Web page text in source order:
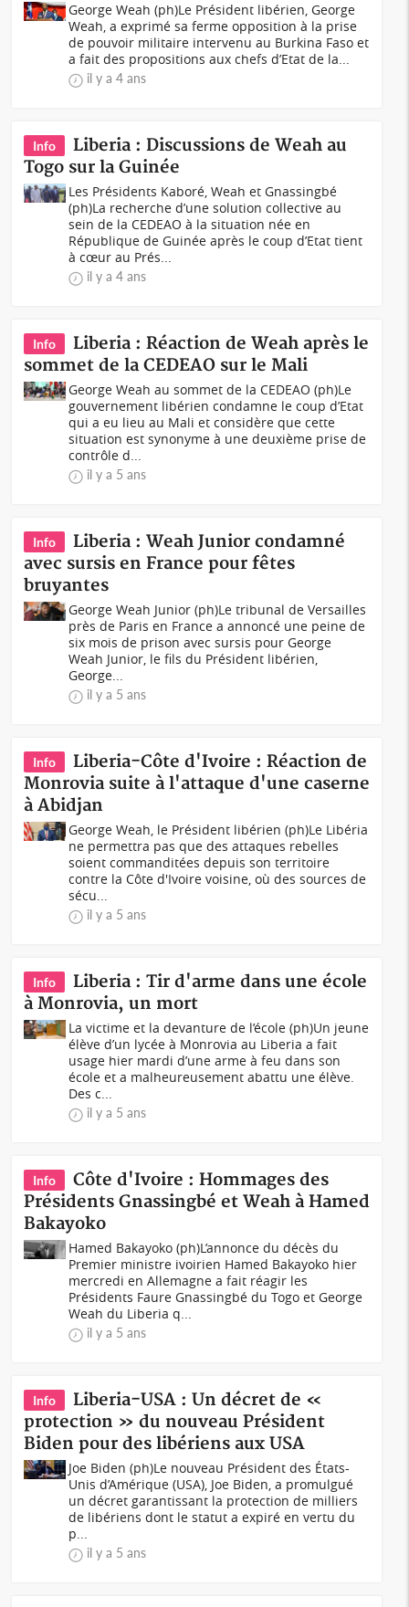
George Weah (ph)Le Président libérien, George
Weah, a exprimé sa ferme opposition à la prise
de pouvoir militaire intervenu au Burkina Faso et
a fait des propositions aux chefs d’Etat de la...
il y a 4 ans
Info
Liberia : Discussions de Weah au
Togo sur la Guinée
Les Présidents Kaboré, Weah et Gnassingbé
(ph)La recherche d’une solution collective au
sein de la CEDEAO à la situation née en
République de Guinée après le coup d’Etat tient
à cœur au Prés...
il y a 4 ans
Info
Liberia : Réaction de Weah après le
sommet de la CEDEAO sur le Mali
George Weah au sommet de la CEDEAO (ph)Le
gouvernement libérien condamne le coup d’Etat
qui a eu lieu au Mali et considère que cette
situation est synonyme à une deuxième prise de
contrôle d...
il y a 5 ans
Info
Liberia : Weah Junior condamné
avec sursis en France pour fêtes
bruyantes
George Weah Junior (ph)Le tribunal de Versailles
près de Paris en France a annoncé une peine de
six mois de prison avec sursis pour George
Weah Junior, le fils du Président libérien,
George...
il y a 5 ans
Info
Liberia-Côte d'Ivoire : Réaction de
Monrovia suite à l'attaque d'une caserne
à Abidjan
George Weah, le Président libérien (ph)Le Libéria
ne permettra pas que des attaques rebelles
soient commanditées depuis son territoire
contre la Côte d'Ivoire voisine, où des sources de
sécu...
il y a 5 ans
Info
Liberia : Tir d'arme dans une école
à Monrovia, un mort
La victime et la devanture de l’école (ph)Un jeune
élève d’un lycée à Monrovia au Liberia a fait
usage hier mardi d’une arme à feu dans son
école et a malheureusement abattu une élève.
Des c...
il y a 5 ans
Info
Côte d'Ivoire : Hommages des
Présidents Gnassingbé et Weah à Hamed
Bakayoko
Hamed Bakayoko (ph)L’annonce du décès du
Premier ministre ivoirien Hamed Bakayoko hier
mercredi en Allemagne a fait réagir les
Présidents Faure Gnassingbé du Togo et George
Weah du Liberia q...
il y a 5 ans
Info
Liberia-USA : Un décret de «
protection » du nouveau Président
Biden pour des libériens aux USA
Joe Biden (ph)Le nouveau Président des États-
Unis d’Amérique (USA), Joe Biden, a promulgué
un décret garantissant la protection de milliers
de libériens dont le statut a expiré en vertu du
p...
il y a 5 ans